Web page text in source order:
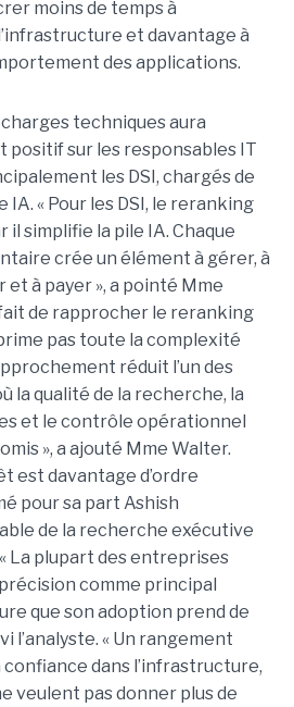
moins de temps à
et davantage à
des applications.
techniques aura
positif sur les responsables IT
les DSI, chargés de
« Pour les DSI, le reranking
simplifie la pile IA. Chaque
crée un élément à gérer, à
et à payer », a pointé Mme
de rapprocher le reranking
pas toute la complexité
réduit l’un des
la qualité de la recherche, la
et le contrôle opérationnel
», a ajouté Mme Walter.
est davantage d’ordre
pour sa part Ashish
de la recherche exécutive
La plupart des entreprises
comme principal
que son adoption prend de
l’analyste. « Un rangement
dans l’infrastructure,
veulent pas donner plus de